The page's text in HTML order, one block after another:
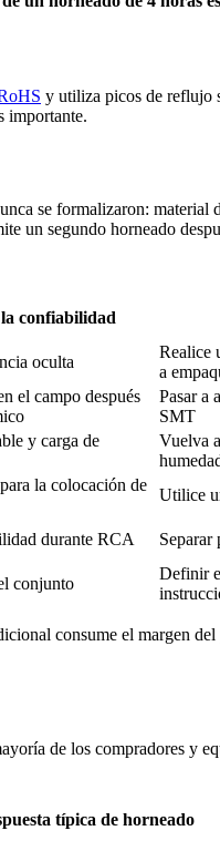
y utiliza picos de reflujo
importante.
se formalizaron: material
un segundo horneado
confiabilidad
oculta
Realice
a
el campo después
Pasar a
SMT
y carga de
Vuelva
la colocación de
Utilice
durante RCA Separar
conjunto
Definir
consume el margen
de los compradores y
típica de horneado